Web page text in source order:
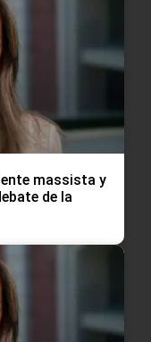
massista y
de la